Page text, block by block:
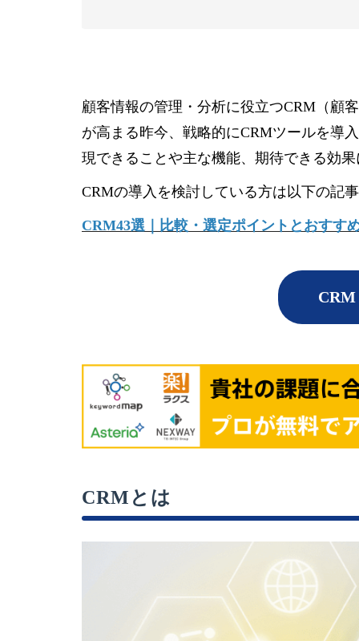
顧客情報の管理・分析に役立つCRM（顧
が高まる昨今、戦略的にCRMツールを導
現できることや主な機能、期待できる効
CRMの導入を検討している方は以下の記
CRM43選｜比較・選定ポイントとおすす
CRM
CRMとは